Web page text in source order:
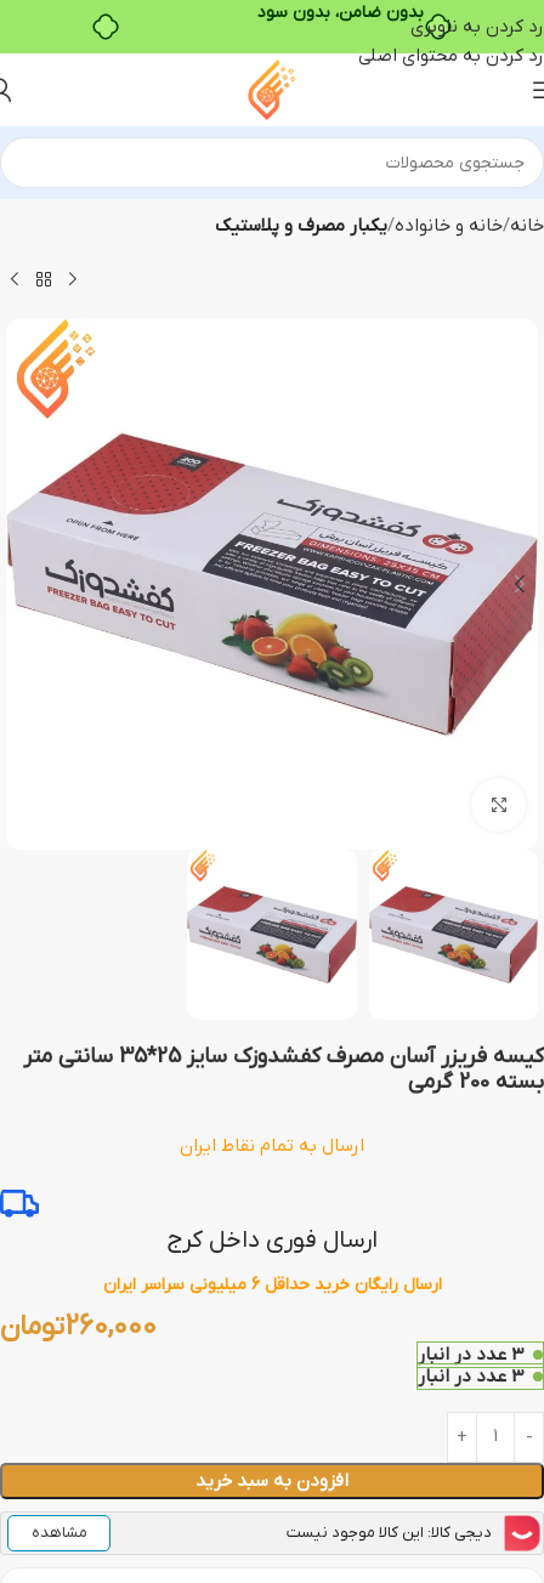
بدون ضامن، بدون سود
رد کردن به ناوبری
رد کردن به محتوای اصلی
خانه خانه و خانواده یکبار مصرف و پلاستیک
کیسه فریزر آسان مصرف کفشدوزک سایز 25*35 سانتی متر
بسته 200 گرمی
ارسال به تمام نقاط ایران
ارسال فوری داخل کرج
ارسال رایگان خرید حداقل 6 میلیونی سراسر ایران
260,000تومان
3 عدد در انبار
3 عدد در انبار
افزودن به سبد خرید
دیجی کالا: این کالا موجود نیست مشاهده